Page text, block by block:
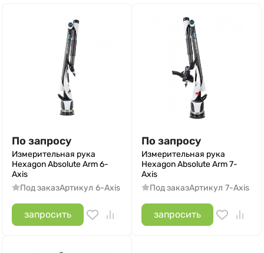
По запросу
Измерительная рука
Hexagon Absolute Arm 6-
Axis
Под заказАртикул 6-Axis
запросить
По запросу
Измерительная рука
Hexagon Absolute Arm 7-
Axis
Под заказАртикул 7-Axis
запросить